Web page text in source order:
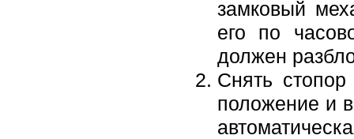
замковый
его по
должен
Снять
положение и